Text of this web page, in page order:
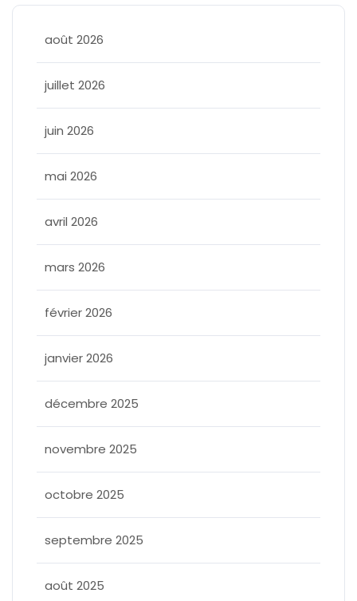
août 2026
juillet 2026
juin 2026
mai 2026
avril 2026
mars 2026
février 2026
janvier 2026
décembre 2025
novembre 2025
octobre 2025
septembre 2025
août 2025